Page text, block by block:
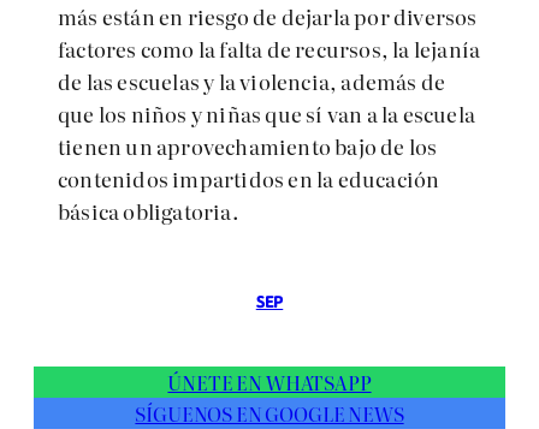
más están en riesgo de dejarla por diversos
factores como la falta de recursos, la lejanía
de las escuelas y la violencia, además de
que los niños y niñas que sí van a la escuela
tienen un aprovechamiento bajo de los
contenidos impartidos en la educación
básica obligatoria.
SEP
ÚNETE EN WHATSAPP
SÍGUENOS EN GOOGLE NEWS